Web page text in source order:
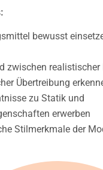
bewusst
zwischen
Übertreibung
zu Statik und
erwerben
Stilmerkmale der